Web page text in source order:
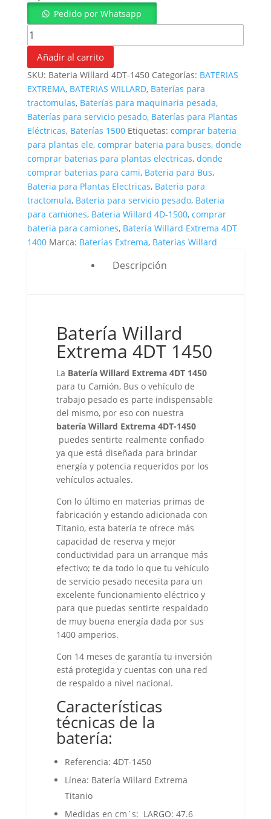
Pedido por Whatsapp
Batería Willard Extrema 4DT-1450 cantidad
Añadir al carrito
SKU: Bateria Willard 4DT-1450 Categorías: BATERIAS
EXTREMA, BATERIAS WILLARD, Baterías para
tractomulas, Baterías para maquinaria pesada,
Baterías para servicio pesado, Baterías para Plantas
Eléctricas, Baterías 1500 Etiquetas: comprar bateria
para plantas ele, comprar bateria para buses, donde
comprar baterias para plantas electricas, donde
comprar baterias para cami, Bateria para Bus,
Bateria para Plantas Electricas, Bateria para
tractomula, Bateria para servicio pesado, Bateria
para camiones, Bateria Willard 4D-1500, comprar
bateria para camiones, Batería Willard Extrema 4DT
1400 Marca: Baterías Extrema, Baterías Willard
Descripción
Batería Willard
Extrema 4DT 1450
La Batería Willard Extrema 4DT 1450
para tu Camión, Bus o vehículo de
trabajo pesado es parte indispensable
del mismo, por eso con nuestra
batería Willard Extrema 4DT-1450
puedes sentirte realmente confiado
ya que está diseñada para brindar
energía y potencia requeridos por los
vehículos actuales.
Con lo último en materias primas de
fabricación y estando adicionada con
Titanio, esta batería te ofrece más
capacidad de reserva y mejor
conductividad para un arranque más
efectivo; te da todo lo que tu vehículo
de servicio pesado necesita para un
excelente funcionamiento eléctrico y
para que puedas sentirte respaldado
de muy buena energía dada por sus
1400 amperios.
Con 14 meses de garantía tu inversión
está protegida y cuentas con una red
de respaldo a nivel nacional.
Características
técnicas de la
batería:
Referencia: 4DT-1450
Línea: Batería Willard Extrema
Titanio
Medidas en cm´s: LARGO: 47.6